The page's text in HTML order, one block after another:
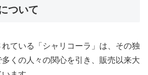
ついて
れている「シャリコーラ」は、その独
くの人々の関心を引き、販売以来大